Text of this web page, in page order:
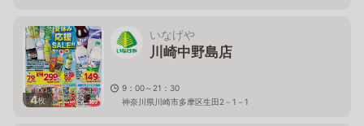
4枚
いなげや
川崎中野島店
9：00～21：30
神奈川県川崎市多摩区生田2－1－1